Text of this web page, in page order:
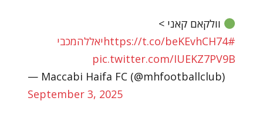
וולקאם קאני >
https://t.co/beKEvhCH74#יאללהמכבי
pic.twitter.com/IUEKZ7PV9B
— Maccabi Haifa FC (@mhfootballclub)
September 3, 2025